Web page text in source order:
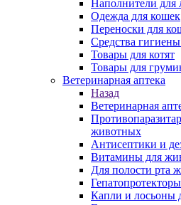
Наполнители для
Одежда для кошек
Переноски для
Средства
Товары для котят
Товары для
Ветеринарная аптека
Назад
Ветеринарная
животных
Антисептики и
Витамины для
Для полости рта
Капли и лосьоны